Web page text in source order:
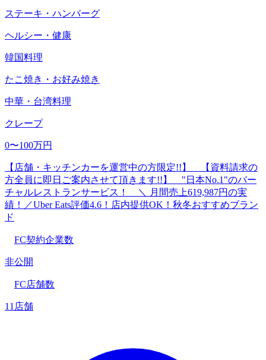
ステーキ・ハンバーグ
ヘルシー・健康
韓国料理
たこ焼き・お好み焼き
中華・台湾料理
クレープ
0〜100万円
【店舗・キッチンカーを運営中の方限定!!】 【資料請求の
方全員に即日ご案内させて頂きます!!】 "日本No.1"のバー
チャルレストランサービス！ ＼ 月間売上619,987円の実
績！／Uber Eats評価4.6！店内提供OK！秋冬おすすめブラン
ド
FC契約企業数
非公開
FC店舗数
11店舗